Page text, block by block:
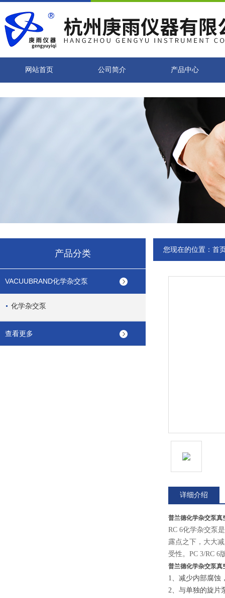
网站首页 公司简介 产品中心
产品分类
VACUUBRAND化学杂交泵
化学杂交泵
查看更多
您现在的位置： 首
详细介绍
普兰德化学杂交泵真
RC 6化学杂交泵
露点之下，大大
受性。PC 3/RC 6
普兰德化学杂交泵真
1、减少内部腐蚀
2、与单独的旋片